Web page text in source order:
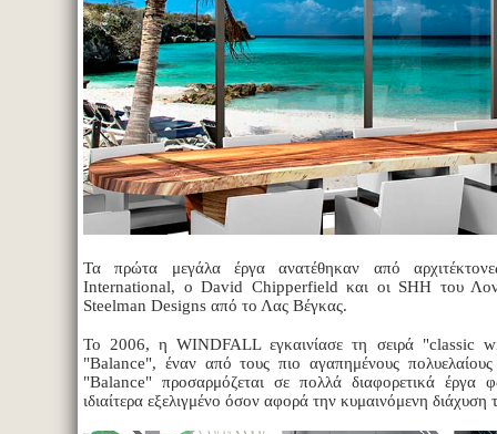
Τα πρώτα μεγάλα έργα ανατέθηκαν από
International, ο David Chipperfield και οι SHH του
Steelman Designs από το Λας Βέγκας.
Το 2006, η WINDFALL εγκαινίασε τη σειρά "classic
"Balance", έναν από τους πιο αγαπημένους
"Balance" προσαρμόζεται σε πολλά διαφορετικά έργα
ιδιαίτερα εξελιγμένο όσον αφορά την κυμαινόμενη διάχυση